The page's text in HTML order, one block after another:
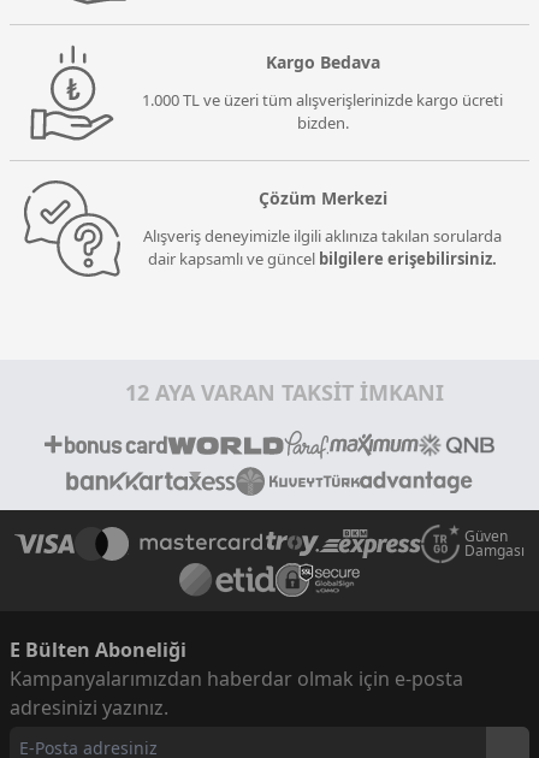
Kargo Bedava
1.000 TL ve üzeri tüm alışverişlerinizde kargo ücreti
bizden.
Çözüm Merkezi
Alışveriş deneyimizle ilgili aklınıza takılan sorularda
dair kapsamlı ve güncel bilgilere erişebilirsiniz.
12 AYA VARAN TAKSİT İMKANI
Güven
Damgası
E Bülten Aboneliği
Kampanyalarımızdan haberdar olmak için e-posta
adresinizi yazınız.